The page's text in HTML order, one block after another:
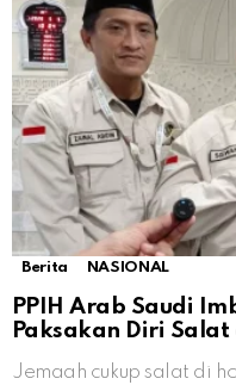
Berita NASIONAL
PPIH Arab Saudi
Paksakan Diri
Jemaah cukup salat di